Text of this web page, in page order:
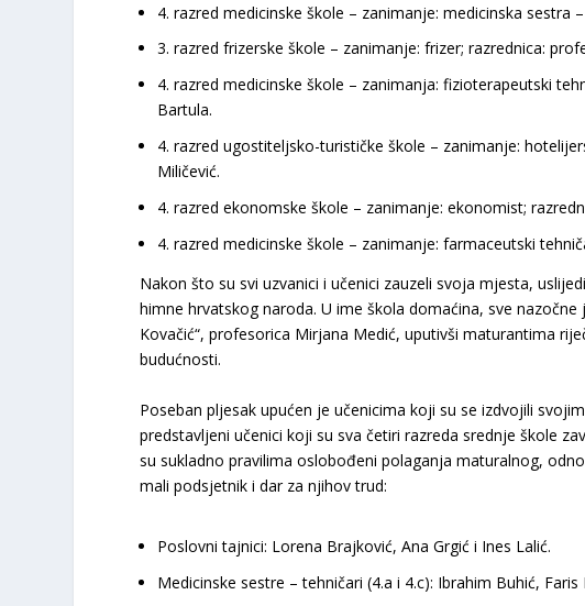
4. razred medicinske škole – zanimanje: medicinska sestra
3. razred frizerske škole – zanimanje: frizer; razrednica:
4. razred medicinske škole – zanimanja: fizioterapeutski
Bartula.
4. razred ugostiteljsko-turističke škole – zanimanje:
Miličević.
4. razred ekonomske škole – zanimanje: ekonomist;
4. razred medicinske škole – zanimanje: farmaceutski
​Nakon što su svi uzvanici i učenici zauzeli svoja mjesta,
himne hrvatskog naroda. U ime škola domaćina, sve
Kovačić“, profesorica Mirjana Medić, uputivši maturantima
budućnosti.
​Poseban pljesak upućen je učenicima koji su se izdvojili
predstavljeni učenici koji su sva četiri razreda srednje škole
su sukladno pravilima oslobođeni polaganja maturalnog,
mali podsjetnik i dar za njihov trud:
Poslovni tajnici: Lorena Brajković, Ana Grgić i Ines Lalić.
Medicinske sestre – tehničari (4.a i 4.c): Ibrahim Buhić, Faris